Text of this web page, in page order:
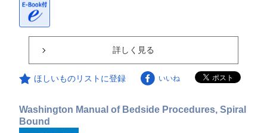
詳しく見る
ほしいものリストに登録 いいね
Washington Manual of Bedside Procedures, Spiral
Bound